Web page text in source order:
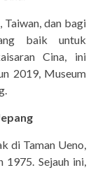
Taiwan, dan bagi
baik untuk
Cina, ini
2019, Museum
di Taman Ueno,
1975. Sejauh ini,